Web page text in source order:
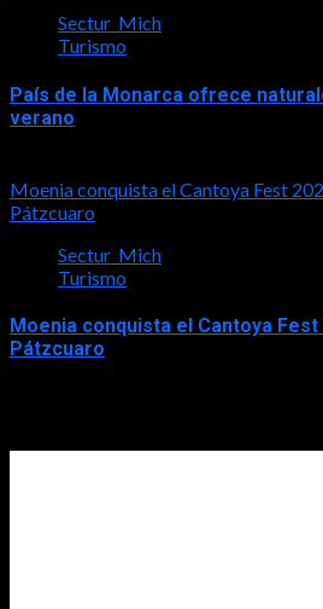
Sectur_Mich
Turismo
País de la Monarca ofrece
verano
Moenia conquista el Cantoya Fest
Pátzcuaro
Sectur_Mich
Turismo
Moenia conquista el Cantoya
Pátzcuaro